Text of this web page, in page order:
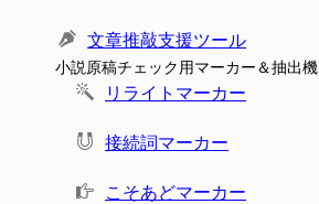
文章推敲支援ツール
小説原稿チェック用マーカー＆抽出機
リライトマーカー
接続詞マーカー
こそあどマーカー